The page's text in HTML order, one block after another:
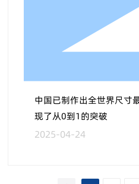
中国已制作出全世界尺寸
现了从0到1的突破
2025-04-24